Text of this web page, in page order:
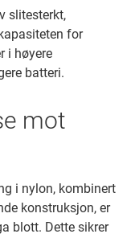
slitesterkt,
for
i høyere
batteri.
mot
i nylon, kombinert
konstruksjon, er
blott. Dette sikrer